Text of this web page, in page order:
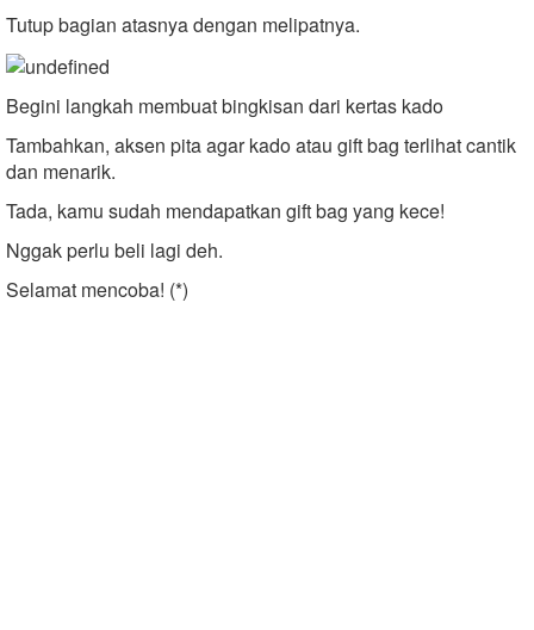
Tutup bagian atasnya dengan melipatnya.
Begini langkah membuat bingkisan dari kertas kado
Tambahkan, aksen pita agar kado atau gift bag terlihat cantik
dan menarik.
Tada, kamu sudah mendapatkan gift bag yang kece!
Nggak perlu beli lagi deh.
Selamat mencoba! (*)